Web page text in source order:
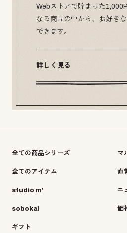
Webストアで貯まった
なる商品の中から、お好き
できます。
詳しく見る
全ての商品シリーズ
全てのアイテム
studio m'
sobokai
ギフト
マ
直
ニ
価